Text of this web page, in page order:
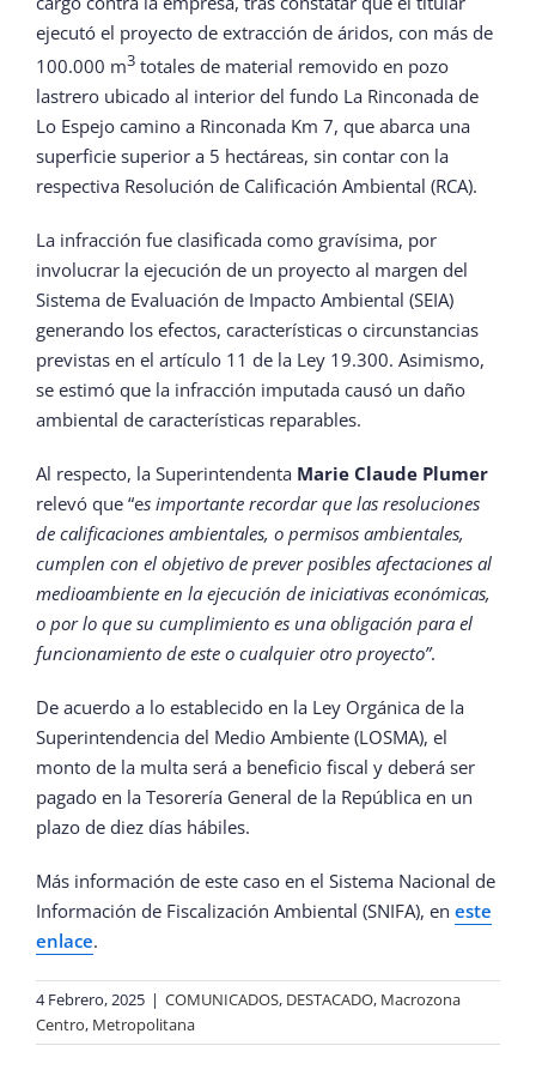
ejecutó el proyecto de extracción de áridos, con más de
100.000 m3 totales de material removido en pozo
lastrero ubicado al interior del fundo La Rinconada de
Lo Espejo camino a Rinconada Km 7, que abarca una
superficie superior a 5 hectáreas, sin contar con la
respectiva Resolución de Calificación Ambiental (RCA).
La infracción fue clasificada como gravísima, por
involucrar la ejecución de un proyecto al margen del
Sistema de Evaluación de Impacto Ambiental (SEIA)
generando los efectos, características o circunstancias
previstas en el artículo 11 de la Ley 19.300. Asimismo,
se estimó que la infracción imputada causó un daño
ambiental de características reparables.
Al respecto, la Superintendenta Marie Claude Plumer
relevó que “es importante recordar que las resoluciones
de calificaciones ambientales, o permisos ambientales,
cumplen con el objetivo de prever posibles afectaciones al
medioambiente en la ejecución de iniciativas económicas,
o por lo que su cumplimiento es una obligación para el
funcionamiento de este o cualquier otro proyecto”.
De acuerdo a lo establecido en la Ley Orgánica de la
Superintendencia del Medio Ambiente (LOSMA), el
monto de la multa será a beneficio fiscal y deberá ser
pagado en la Tesorería General de la República en un
plazo de diez días hábiles.
Más información de este caso en el Sistema Nacional de
Información de Fiscalización Ambiental (SNIFA), en este
enlace.
4 Febrero, 2025 | COMUNICADOS, DESTACADO, Macrozona
Centro, Metropolitana